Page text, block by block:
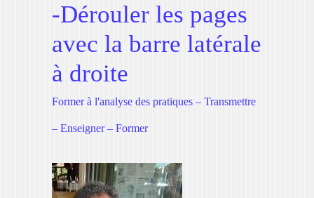
-Dérouler les pages
avec la barre latérale
à droite
Former à l'analyse des pratiques – Transmettre
– Enseigner – Former